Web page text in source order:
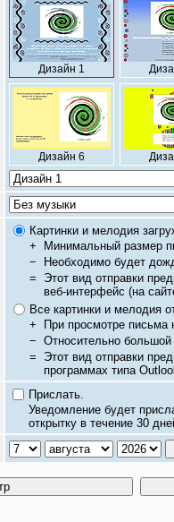
Дизайн 1
Дизайн 6
Картинки и мелодия
+
Минимальный размер
−
Необходимо будет
= Этот вид отправки
веб-интерфейс (на
Все картинки и мелодия
+
При просмотре письма
− Относительно
= Этот вид отправки
программах типа
Прислать.
Уведомление будет
открытку в течение 30